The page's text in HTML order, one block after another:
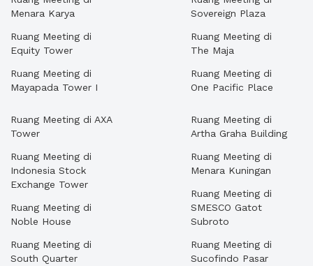
Menara Karya
Ruang Meeting di
Equity Tower
Ruang Meeting di
Mayapada Tower I
Sovereign Plaza
Ruang Meeting di
The Maja
Ruang Meeting di
One Pacific Place
Ruang Meeting di AXA
Tower
Ruang Meeting di
Indonesia Stock
Exchange Tower
Ruang Meeting di
Noble House
Ruang Meeting di
South Quarter
Ruang Meeting di
Artha Graha Building
Ruang Meeting di
Menara Kuningan
Ruang Meeting di
SMESCO Gatot
Subroto
Ruang Meeting di
Sucofindo Pasar